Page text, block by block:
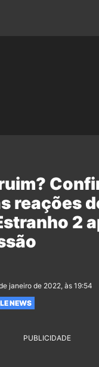
reações
2
janeiro de 2022, às 19:54
NEWS
PUBLICIDADE